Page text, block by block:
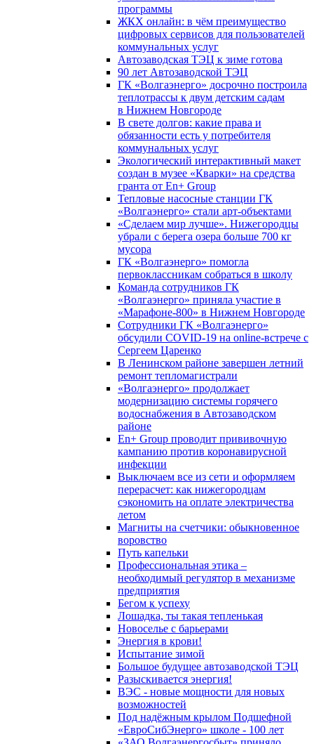
программы
ЖКХ онлайн: в чём преимущество
цифровых сервисов для пользователей
коммунальных услуг
Автозаводская ТЭЦ к зиме готова
90 лет Автозаводской ТЭЦ
ГК «Волгаэнерго» досрочно построила
теплотрассы к двум детским садам
в Нижнем Новгороде
В свете долгов: какие права и
обязанности есть у потребителя
коммунальных услуг
Экологический интерактивный макет
создан в музее «Кварки» на средства
гранта от En+ Group
Тепловые насосные станции ГК
«Волгаэнерго» стали арт-объектами
«Сделаем мир лучше». Нижегородцы
убрали с берега озера больше 700 кг
мусора
ГК «Волгаэнерго» помогла
первоклассникам собраться в школу
Команда сотрудников ГК
«Волгаэнерго» приняла участие в
«Марафоне-800» в Нижнем Новгороде
Сотрудники ГК «Волгаэнерго»
обсудили COVID-19 на online-встрече с
Сергеем Царенко
В Ленинском районе завершен летний
ремонт тепломагистрали
«Волгаэнерго» продолжает
модернизацию системы горячего
водоснабжения в Автозаводском
районе
En+ Group проводит прививочную
кампанию против коронавирусной
инфекции
Выключаем все из сети и оформляем
перерасчет: как нижегородцам
сэкономить на оплате электричества
летом
Магниты на счетчики: обыкновенное
воровство
Путь капельки
Профессиональная этика –
необходимый регулятор в механизме
предприятия
Бегом к успеху
Лошадка, ты такая тепленькая
Новоселье с барьерами
Энергия в крови!
Испытание зимой
Большое будущее автозаводской ТЭЦ
Разыскивается энергия!
ВЭС - новые мощности для новых
возможностей
Под надёжным крылом Подшефной
«ЕвроСибЭнерго» школе - 100 лет